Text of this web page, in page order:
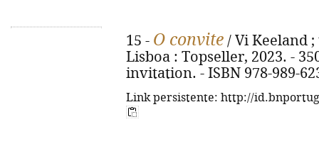
15 - O convite / Vi Keeland
Lisboa : Topseller, 2023. -
invitation. - ISBN 978-989-
Link persistente: http://